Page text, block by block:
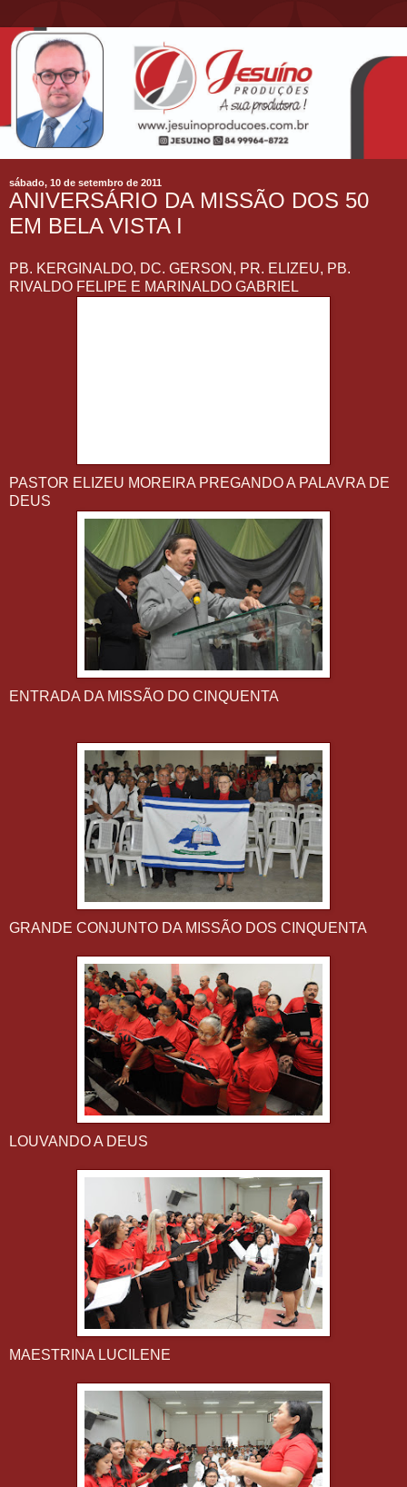
sábado, 10 de setembro de 2011
ANIVERSÁRIO DA MISSÃO DOS 50
EM BELA VISTA I
PB. KERGINALDO, DC. GERSON, PR. ELIZEU, PB.
RIVALDO FELIPE E MARINALDO GABRIEL
PASTOR ELIZEU MOREIRA PREGANDO A PALAVRA DE
DEUS
ENTRADA DA MISSÃO DO CINQUENTA
GRANDE CONJUNTO DA MISSÃO DOS CINQUENTA
LOUVANDO A DEUS
MAESTRINA LUCILENE